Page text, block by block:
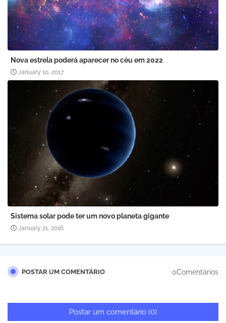
Nova estrela poderá aparecer no céu em 2022
January 10, 2017
Sistema solar pode ter um novo planeta gigante
January 21, 2016
POSTAR UM COMENTÁRIO 0Comentários
Postar um comentário (0)